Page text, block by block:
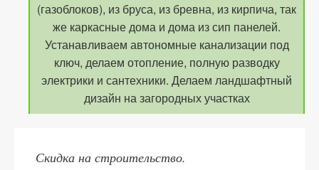
(газоблоков), из бруса, из бревна, из кирпича, так
же каркасные дома и дома из сип панелей.
Устанавливаем автономные канализации под
ключ, делаем отопление, полную разводку
электрики и сантехники. Делаем ландшафтный
дизайн на загородных участках
Скидка на строительство.